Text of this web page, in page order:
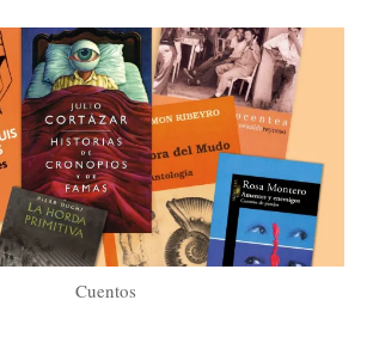
Cuentos